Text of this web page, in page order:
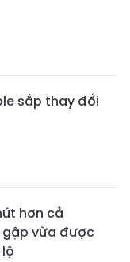
sắp thay đổi
hơn cả
vừa được